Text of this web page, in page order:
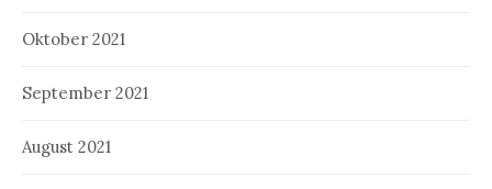
Oktober 2021
September 2021
August 2021